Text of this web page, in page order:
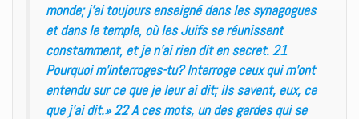
monde; j’ai toujours enseigné dans les synagogues
et dans le temple, où les Juifs se réunissent
constamment, et je n’ai rien dit en secret. 21
Pourquoi m’interroges-tu? Interroge ceux qui m’ont
entendu sur ce que je leur ai dit; ils savent, eux, ce
que j’ai dit.» 22 A ces mots, un des gardes qui se